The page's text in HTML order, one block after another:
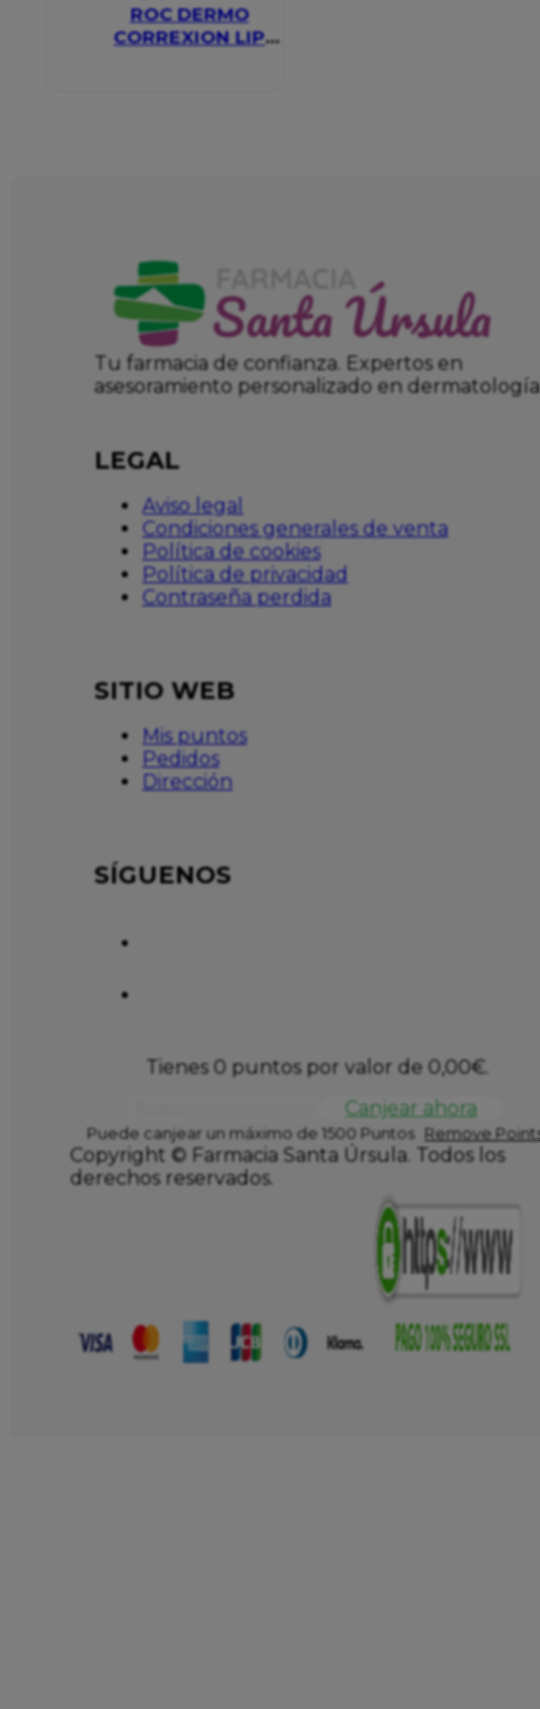
ROC DERMO
CORREXION LIP
Tu farmacia de confianza. Expertos en
asesoramiento personalizado en dermatología
LEGAL
Aviso legal
Condiciones generales de venta
Política de cookies
Política de privacidad
Contraseña perdida
SITIO WEB
Mis puntos
Pedidos
Dirección
SÍGUENOS
Tienes 0 puntos por valor de 0,00€.
Canjear ahora
Puede canjear un máximo de 1500 Puntos Remove
Copyright © Farmacia Santa Úrsula. Todos los
derechos reservados.